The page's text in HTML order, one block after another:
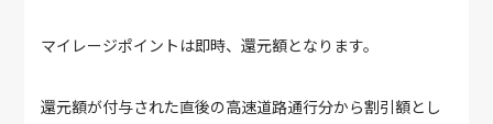
マイレージポイントは即時、還元額となります。
還元額が付与された直後の高速道路通行分から割引額とし